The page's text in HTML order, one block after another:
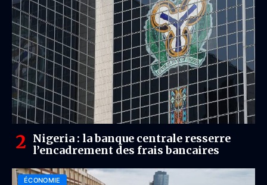
Nigeria : la banque centrale resserre
l’encadrement des frais bancaires
ÉCONOMIE